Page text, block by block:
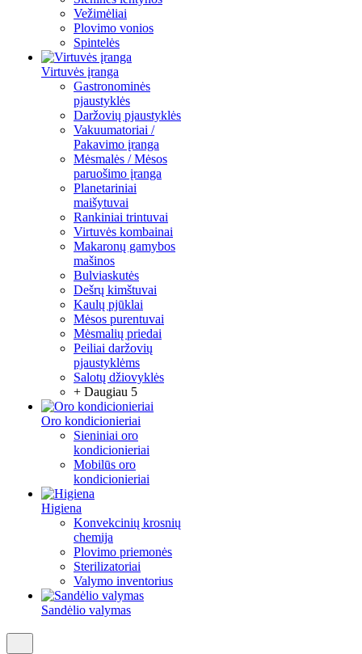
Vežimėliai
Plovimo vonios
Spintelės
Virtuvės įranga
Gastronominės
pjaustyklės
Daržovių pjaustyklės
Vakuumatoriai /
Pakavimo įranga
Mėsmalės / Mėsos
paruošimo įranga
Planetariniai
maišytuvai
Rankiniai trintuvai
Virtuvės kombainai
Makaronų gamybos
mašinos
Bulviaskutės
Dešrų kimštuvai
Kaulų pjūklai
Mėsos purentuvai
Mėsmalių priedai
Peiliai daržovių
pjaustyklėms
Salotų džiovyklės
+ Daugiau 5
Oro kondicionieriai
Sieniniai oro
kondicionieriai
Mobilūs oro
kondicionieriai
Higiena
Konvekcinių krosnių
chemija
Plovimo priemonės
Sterilizatoriai
Valymo inventorius
Sandėlio valymas